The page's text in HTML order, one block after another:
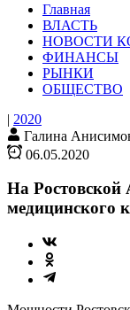
Главная
ВЛАСТЬ
НОВОСТИ
ФИНАНСЫ
РЫНКИ
ОБЩЕСТВО
| 2020
Галина
06.05.2020
На Ростовской
медицинского